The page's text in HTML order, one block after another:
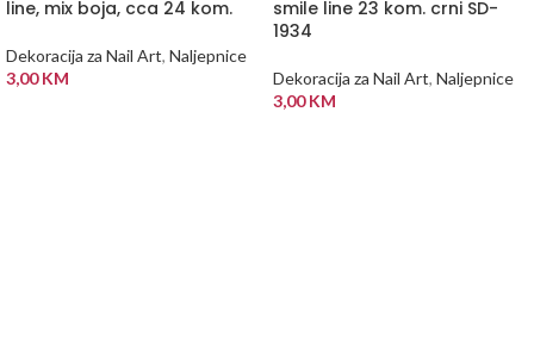
line, mix boja, cca 24 kom.
Dekoracija za Nail Art, Naljepnice
3,00KM
smile line 23 kom. crni SD-
1934
Dekoracija za Nail Art, Naljepnice
3,00KM